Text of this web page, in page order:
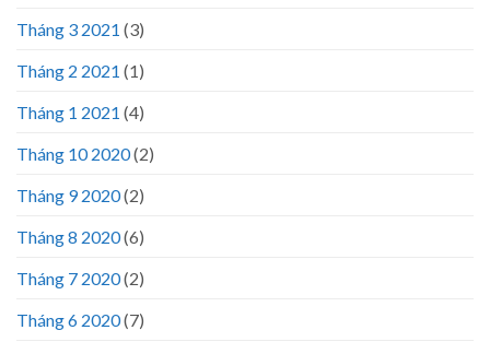
Tháng 3 2021 (3)
Tháng 2 2021 (1)
Tháng 1 2021 (4)
Tháng 10 2020(2)
Tháng 9 2020(2)
Tháng 8 2020(6)
Tháng 7 2020(2)
Tháng 6 2020(7)